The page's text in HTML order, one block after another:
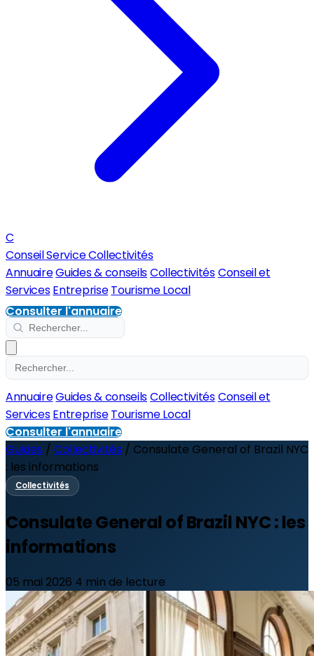
C
Conseil Service Collectivités
AnnuaireGuides & conseilsCollectivitésConseil et
ServicesEntreprise Tourisme Local
Consulter l'annuaire
AnnuaireGuides & conseilsCollectivitésConseil et
ServicesEntreprise Tourisme Local
Consulter l'annuaire
Guides / Collectivités / Consulate General of Brazil NYC
: les informations
Collectivités
Consulate General of Brazil NYC : les
informations
05 mai 2026 4 min de lecture